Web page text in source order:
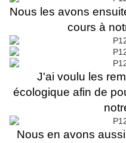
Nous les avons
cours à
J'ai voulu les
écologique afin de
Nous en avons